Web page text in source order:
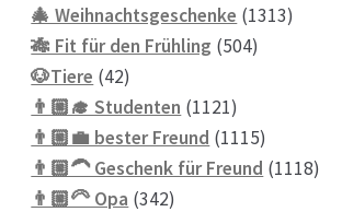
Produkte
🎄 Weihnachtsgeschenke 13131313
🎋 Fit für den Frühling 504504
🐶Tiere 4242
Produkte
👨🏼‍🎓 Studenten 11211121
Produkte
👨🏼‍💼 bester Freund 11151115
Produkte
👨🏼‍🦱 Geschenk für Freund 11181118
👨🏼‍🦳 Opa 342342